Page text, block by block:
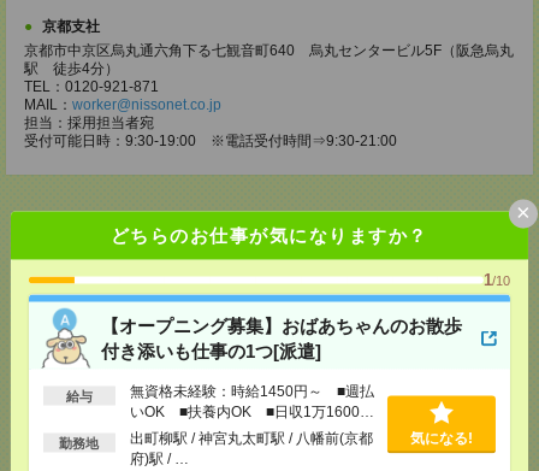
どちらのお仕事が気になりますか？
1/10
【オープニング募集】おばあちゃんのお散歩
付き添いも仕事の1つ[派遣]
給与
無資格未経験：時給1450円～ ■週払
いOK ■扶養内OK ■日収1万1600円
以上
勤務地
出町柳駅 / 神宮丸太町駅 / 八幡前(京都
府)駅 / …
気になる!
×
京都支社
京都市中京区烏丸通六角下る七観音町640 烏丸センタービル5F（阪急烏丸
駅 徒歩4分）
TEL：0120-921-871
MAIL： worker@nissonet.co.jp
担当：採用担当者宛
受付可能日時：9:30-19:00 ※電話受付時間⇒9:30-21:00
応募ページへ
気になる！
メールで送る LINE で送る